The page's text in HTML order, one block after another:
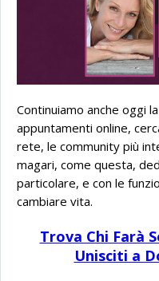
Continuiamo anche oggi
appuntamenti online,
rete, le community più
magari, come questa,
particolare, e con le
cambiare vita.
Trova Chi Farà
Unisciti a